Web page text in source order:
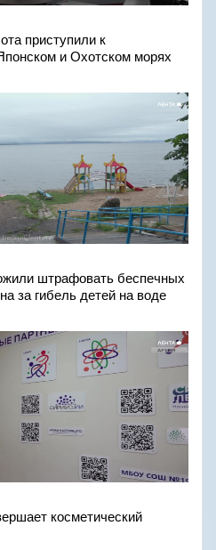
приступили к
и Охотском морях
штрафовать беспечных
за гибель детей на воде
косметический